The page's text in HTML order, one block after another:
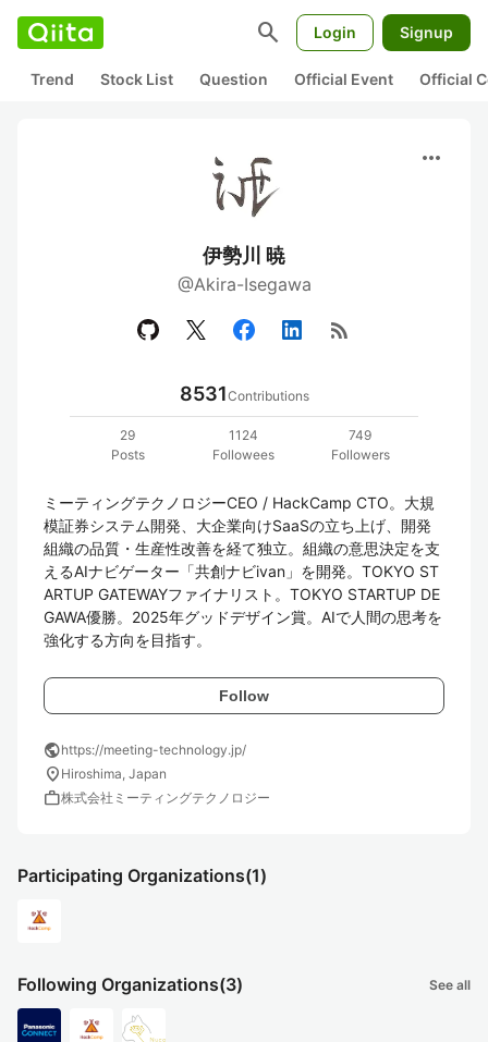
search Login Signup
Trend Stock List Question Official Event Official
more_horiz
伊勢川 暁
@Akira-Isegawa
rss_feed
8531Contributions
29
Posts
1124
Followees
749
Followers
ミーティングテクノロジーCEO / HackCamp CTO。大規
模証券システム開発、大企業向けSaaSの立ち上げ、開発
組織の品質・生産性改善を経て独立。組織の意思決定を支
えるAIナビゲーター「共創ナビivan」を開発。TOKYO ST
ARTUP GATEWAYファイナリスト。TOKYO STARTUP DE
GAWA優勝。2025年グッドデザイン賞。AIで人間の思考を
強化する方向を目指す。
Follow
publichttps://meeting-technology.jp/
location_on Hiroshima, Japan
work株式会社ミーティングテクノロジー
Participating Organizations(1)
Following Organizations(3) See all